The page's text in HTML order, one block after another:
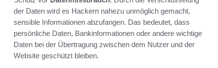
der Daten wird es Hackern nahezu unmöglich gemacht,
sensible Informationen abzufangen. Das bedeutet, dass
persönliche Daten, Bankinformationen oder andere wichtige
Daten bei der Übertragung zwischen dem Nutzer und der
Website geschützt bleiben.